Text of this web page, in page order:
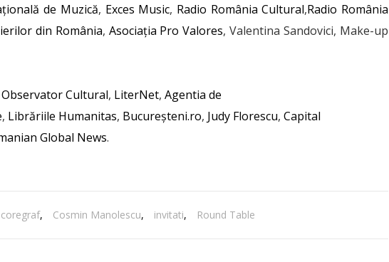
de Muzică, Exces Music, Radio România Cultural,Radio România
din România, Asociația Pro Valores, Valentina Sandovici, Make-up
Observator Cultural, LiterNet, Agentia de
, Librăriile Humanitas, Bucureșteni.ro, Judy Florescu, Capital
Global News.
coregraf, Cosmin Manolescu, invitati, Round Table